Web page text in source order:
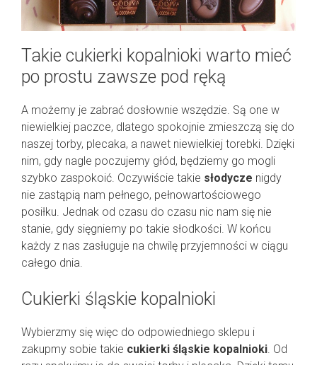
Takie cukierki kopalnioki warto mieć
po prostu zawsze pod ręką
A możemy je zabrać dosłownie wszędzie. Są one w
niewielkiej paczce, dlatego spokojnie zmieszczą się do
naszej torby, plecaka, a nawet niewielkiej torebki. Dzięki
nim, gdy nagle poczujemy głód, będziemy go mogli
szybko zaspokoić. Oczywiście takie słodycze nigdy
nie zastąpią nam pełnego, pełnowartościowego
posiłku. Jednak od czasu do czasu nic nam się nie
stanie, gdy sięgniemy po takie słodkości. W końcu
każdy z nas zasługuje na chwilę przyjemności w ciągu
całego dnia.
Cukierki śląskie kopalnioki
Wybierzmy się więc do odpowiedniego sklepu i
zakupmy sobie takie cukierki śląskie kopalnioki . Od